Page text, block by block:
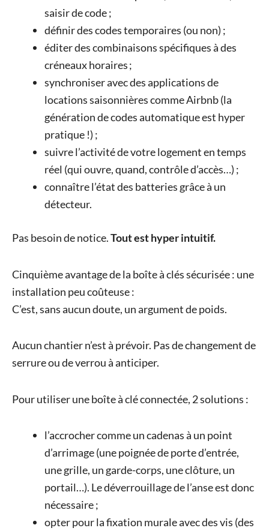
saisir de code ;
définir des codes temporaires (ou non) ;
éditer des combinaisons spécifiques à des
créneaux horaires ;
synchroniser avec des applications de
locations saisonnières comme Airbnb (la
génération de codes automatique est hyper
pratique !) ;
suivre l’activité de votre logement en temps
réel (qui ouvre, quand, contrôle d’accès…) ;
connaître l’état des batteries grâce à un
détecteur.
Pas besoin de notice.Tout est hyper intuitif.
Cinquième avantage de la boîte à clés sécurisée : une
installation peu coûteuse :
C’est, sans aucun doute, un argument de poids.
Aucun chantier n’est à prévoir. Pas de changement de
serrure ou de verrou à anticiper.
Pour utiliser une boîte à clé connectée, 2 solutions :
l’accrocher comme un cadenas à un point
d’arrimage (une poignée de porte d’entrée,
une grille, un garde-corps, une clôture, un
portail…). Le déverrouillage de l’anse est donc
nécessaire ;
opter pour la fixation murale avec des vis (des